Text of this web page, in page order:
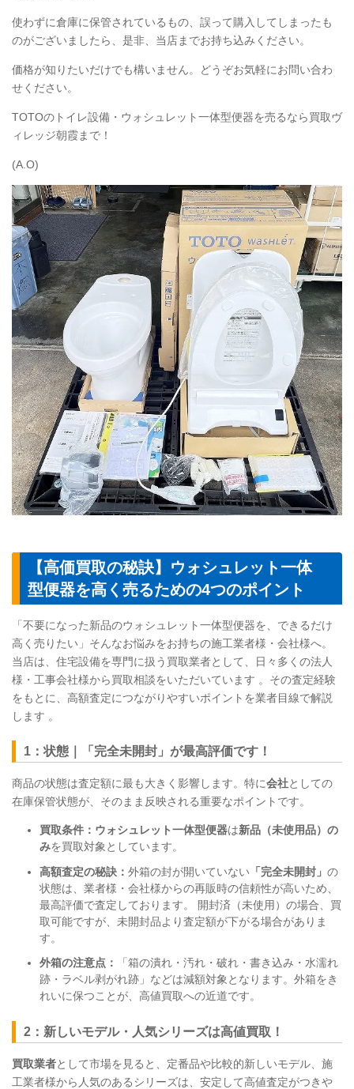
使わずに倉庫に保管されているもの、誤って購入してしまったも
のがございましたら、是非、当店までお持ち込みください。
価格が知りたいだけでも構いません。どうぞお気軽にお問い合わ
せください。
TOTOのトイレ設備・ウォシュレット一体型便器を売るなら買取ヴ
ィレッジ朝霞まで！
(A.O)
【高価買取の秘訣】ウォシュレット一体
型便器を高く売るための4つのポイント
「不要になった新品のウォシュレット一体型便器を、できるだけ
高く売りたい」そんなお悩みをお持ちの施工業者様・会社様へ。
当店は、住宅設備を専門に扱う買取業者として、日々多くの法人
様・工事会社様から買取相談をいただいています 。その査定経験
をもとに、高額査定につながりやすいポイントを業者目線で解説
します 。
1：状態｜「完全未開封」が最高評価です！
商品の状態は査定額に最も大きく影響します。特に会社としての
在庫保管状態が、そのまま反映される重要なポイントです。
買取条件：ウォシュレット一体型便器は新品（未使用品）の
みを買取対象としています。
高額査定の秘訣： 外箱の封が開いていない 「完全未開封」 の
状態は、業者様・会社様からの再販時の信頼性が高いため、
最高評価で査定しております。 開封済（未使用）の場合、買
取可能ですが、未開封品より査定額が下がる場合がありま
す。
外箱の注意点：
「箱の潰れ・汚れ・破れ・書き込み・水濡れ
跡・ラベル剥がれ跡」などは減額対象となります。外箱をき
れいに保つことが、高値買取への近道です。
2：新しいモデル・人気シリーズは高値買取！
買取業者として市場を見ると、定番品や比較的新しいモデル、施
工業者様から人気のあるシリーズは、安定して高値査定がつきや